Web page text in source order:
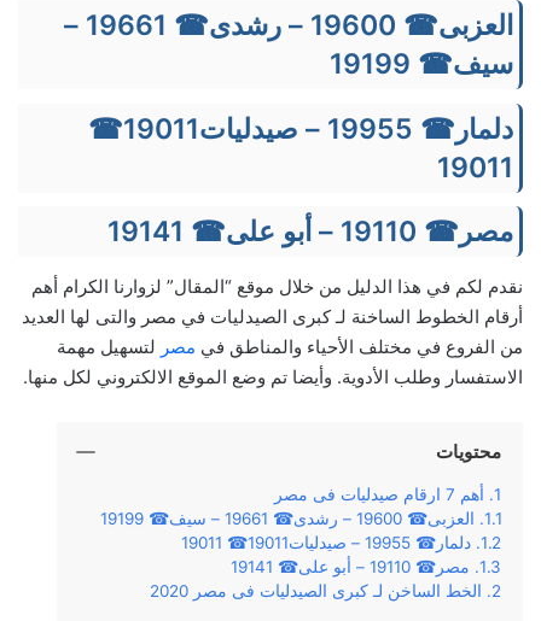
العزبى☎ 19600 – رشدى☎ 19661 –
سيف☎ 19199
دلمار☎ 19955 – صيدليات19011☎
19011
مصر☎ 19110 – أبو على☎ 19141
نقدم لكم في هذا الدليل من خلال موقع “المقال” لزوارنا الكرام أهم
أرقام الخطوط الساخنة لـ كبرى الصيدليات في مصر والتى لها العديد
من الفروع في مختلف الأحياء والمناطق في مصر لتسهيل مهمة
الاستفسار وطلب الأدوية. وأيضا تم وضع الموقع الالكتروني لكل منها.
محتويات
أهم 7 ارقام صيدليات فى مصر
العزبى☎ 19600 – رشدى☎ 19661 – سيف☎ 19199
دلمار☎ 19955 – صيدليات19011☎ 19011
مصر☎ 19110 – أبو على☎ 19141
الخط الساخن لـ كبرى الصيدليات فى مصر 2020